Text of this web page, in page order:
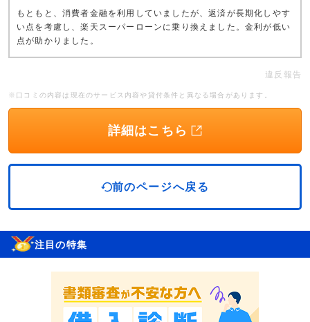
もともと、消費者金融を利用していましたが、返済が長期化しやす
い点を考慮し、楽天スーパーローンに乗り換えました。金利が低い
点が助かりました。
違反報告
※口コミの内容は現在のサービス内容や貸付条件と異なる場合があります。
詳細はこちら
前のページへ戻る
注目の特集